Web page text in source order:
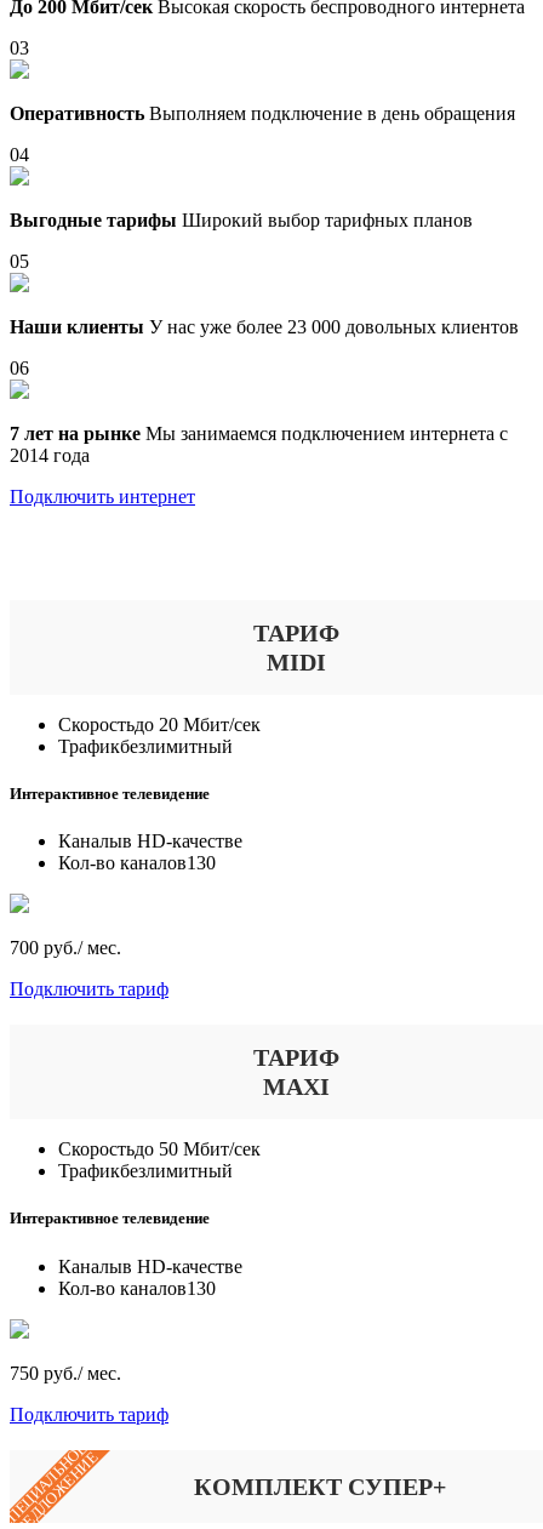
До 200 Мбит/сек Высокая скорость беспроводного интернета
03
Оперативность Выполняем подключение в день обращения
04
Выгодные тарифы Широкий выбор тарифных планов
05
Наши клиенты У нас уже более 23 000 довольных клиентов
06
7 лет на рынке Мы занимаемся подключением интернета с
2014 года
Подключить интернет
ТАРИФ
MIDI
Скоростьдо 20 Мбит/сек
Трафикбезлимитный
Интерактивное телевидение
Каналыв HD-качестве
Кол-во каналов130
700 руб./ мес.
Подключить тариф
ТАРИФ
MAXI
Скоростьдо 50 Мбит/сек
Трафикбезлимитный
Интерактивное телевидение
Каналыв HD-качестве
Кол-во каналов130
750 руб./ мес.
Подключить тариф
ПРЕДЛОЖЕНИЕ КОМПЛЕКТ СУПЕР+